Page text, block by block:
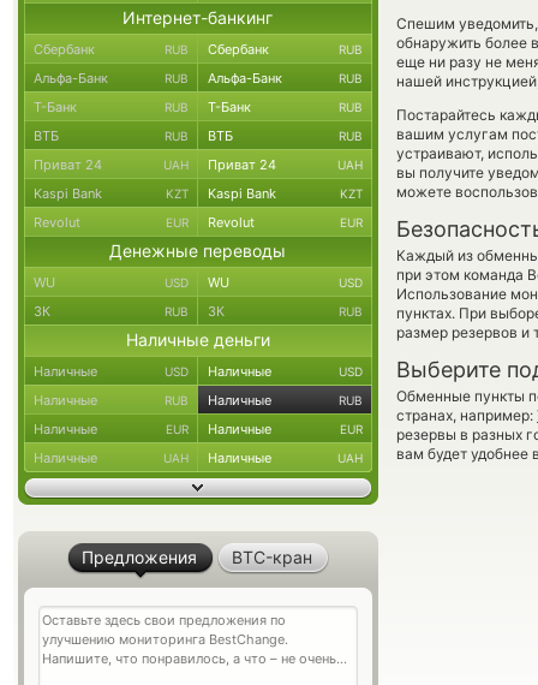
Спешим
обнаружить более
еще ни разу не
нашей
Постарайтесь
вашим услугам
устраивают,
вы получите
можете
Каждый из
при этом команда
Использование
пунктах. При
размер резервов и
Выберите
Обменные пункты
странах, например:
резервы в разных
вам будет удобнее
Интернет-банкинг
Сбербанк RUB Сбербанк RUB
Альфа-Банк RUB Альфа-Банк RUB
Т-Банк RUB Т-Банк RUB
ВТБ RUB ВТБ RUB
Приват 24 UAH Приват 24 UAH
Kaspi Bank KZT Kaspi Bank KZT
Revolut EUR Revolut EUR
Денежные переводы
WU USD WU USD
ЗК RUB ЗК RUB
Наличные деньги
Наличные USD Наличные USD
Наличные RUB Наличные RUB
Наличные EUR Наличные EUR
Наличные UAH Наличные UAH
Предложения BTC-кран